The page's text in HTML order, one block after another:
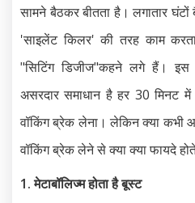
सामने बैठकर बीतता है। लगातार
'साइलेंट किलर' की तरह काम
"सिटिंग डिजीज"कहने लगे हैं।
असरदार समाधान है हर 30 मिनट
वॉकिंग ब्रेक लेना। लेकिन क्या कभी
वॉकिंग ब्रेक लेने से क्या क्या फायदे
1. मेटाबॉलिज्म होता है बूस्ट